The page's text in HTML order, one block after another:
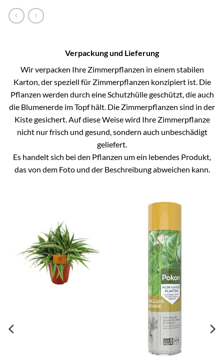
Verpackung und Lieferung
Wir verpacken Ihre Zimmerpflanzen in einem stabilen
Karton, der speziell für Zimmerpflanzen konzipiert ist. Die
Pflanzen werden durch eine Schutzhülle geschützt, die auch
die Blumenerde im Topf hält. Die Zimmerpflanzen sind in der
Kiste gesichert. Auf diese Weise wird Ihre Zimmerpflanze
nicht nur frisch und gesund, sondern auch unbeschädigt
geliefert.
Es handelt sich bei den Pflanzen um ein lebendes Produkt,
das von dem Foto und der Beschreibung abweichen kann.